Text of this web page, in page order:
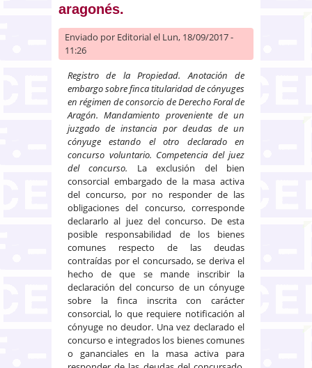
aragonés.
Enviado por Editorialel Lun, 18/09/2017 -
11:26
Registro de la Propiedad. Anotación de
embargo sobre finca titularidad de cónyuges
en régimen de consorcio de Derecho Foral de
Aragón. Mandamiento proveniente de un
juzgado de instancia por deudas de un
cónyuge estando el otro declarado en
concurso voluntario. Competencia del juez
del concurso. La exclusión del bien
consorcial embargado de la masa activa
del concurso, por no responder de las
obligaciones del concurso, corresponde
declararlo al juez del concurso. De esta
posible responsabilidad de los bienes
comunes respecto de las deudas
contraídas por el concursado, se deriva el
hecho de que se mande inscribir la
declaración del concurso de un cónyuge
sobre la finca inscrita con carácter
consorcial, lo que requiere notificación al
cónyuge no deudor. Una vez declarado el
concurso e integrados los bienes comunes
o gananciales en la masa activa para